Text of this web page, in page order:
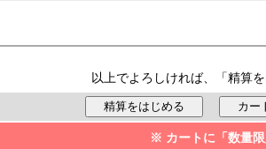
以上でよろしければ、「精算
※ カートに「数量